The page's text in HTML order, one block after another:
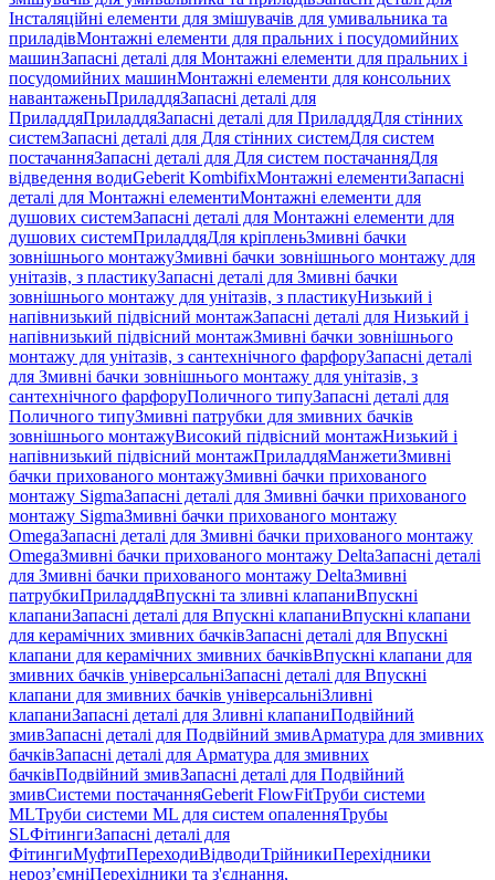
Інсталяційні елементи для змішувачів для умивальника та
приладівМонтажні елементи для пральних і посудомийних
машинЗапасні деталі для Монтажні елементи для пральних і
посудомийних машинМонтажні елементи для консольних
навантаженьПриладдяЗапасні деталі для
ПриладдяПриладдяЗапасні деталі для ПриладдяДля стінних
системЗапасні деталі для Для стінних системДля систем
постачанняЗапасні деталі для Для систем постачанняДля
відведення водиGeberit KombifixМонтажні елементиЗапасні
деталі для Монтажні елементиМонтажні елементи для
душових системЗапасні деталі для Монтажні елементи для
душових системПриладдяДля кріпленьЗмивні бачки
зовнішнього монтажуЗмивні бачки зовнішнього монтажу для
унітазів, з пластикуЗапасні деталі для Змивні бачки
зовнішнього монтажу для унітазів, з пластикуНизький і
напівнизький підвісний монтажЗапасні деталі для Низький і
напівнизький підвісний монтажЗмивні бачки зовнішнього
монтажу для унітазів, з сантехнічного фарфоруЗапасні деталі
для Змивні бачки зовнішнього монтажу для унітазів, з
сантехнічного фарфоруПоличного типуЗапасні деталі для
Поличного типуЗмивні патрубки для змивних бачків
зовнішнього монтажуВисокий підвісний монтажНизький і
напівнизький підвісний монтажПриладдяМанжетиЗмивні
бачки прихованого монтажуЗмивні бачки прихованого
монтажу SigmaЗапасні деталі для Змивні бачки прихованого
монтажу SigmaЗмивні бачки прихованого монтажу
OmegaЗапасні деталі для Змивні бачки прихованого монтажу
OmegaЗмивні бачки прихованого монтажу DeltaЗапасні деталі
для Змивні бачки прихованого монтажу DeltaЗмивні
патрубкиПриладдяВпускні та зливні клапаниВпускні
клапаниЗапасні деталі для Впускні клапаниВпускні клапани
для керамічних змивних бачківЗапасні деталі для Впускні
клапани для керамічних змивних бачківВпускні клапани для
змивних бачків універсальніЗапасні деталі для Впускні
клапани для змивних бачків універсальніЗливні
клапаниЗапасні деталі для Зливні клапаниПодвійний
змивЗапасні деталі для Подвійний змивАрматура для змивних
бачкiвЗапасні деталі для Арматура для змивних
бачкiвПодвійний змивЗапасні деталі для Подвійний
змивСистеми постачанняGeberit FlowFitТруби системи
MLТруби системи ML для систем опаленняТрубы
SLФітингиЗапасні деталі для
ФітингиМуфтиПереходиВідводиТрійникиПерехідники
нероз’ємніПерехідники та з'єднання,